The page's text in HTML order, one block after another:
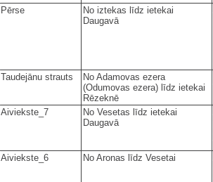
Pērse
No iztekas līdz ietekai
Daugavā
Taudejānu strauts
No Adamovas ezera
(Odumovas ezera) līdz ietekai
Rēzeknē
Aiviekste_7
No Vesetas līdz ietekai
Daugavā
Aiviekste_6 No Aronas līdz Vesetai